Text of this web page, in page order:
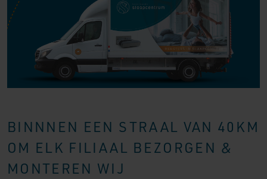
BINNNEN EEN STRAAL VAN 40KM
OM ELK FILIAAL BEZORGEN &
MONTEREN WIJ